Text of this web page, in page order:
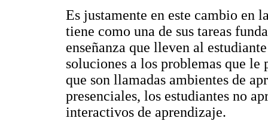
Es justamente en este cambio en
tiene como una de sus tareas
enseñanza que lleven al
soluciones a los problemas que le
que son llamadas ambientes de
presenciales, los estudiantes no
interactivos de aprendizaje.